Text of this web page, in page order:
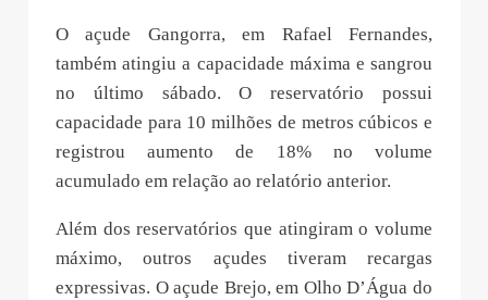
O açude Gangorra, em Rafael Fernandes,
também atingiu a capacidade máxima e sangrou
no último sábado. O reservatório possui
capacidade para 10 milhões de metros cúbicos e
registrou aumento de 18% no volume
acumulado em relação ao relatório anterior.
Além dos reservatórios que atingiram o volume
máximo, outros açudes tiveram recargas
expressivas. O açude Brejo, em Olho D’Água do